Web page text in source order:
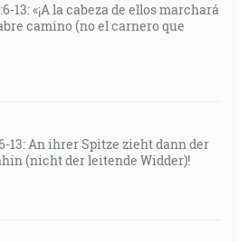
13: «¡A la cabeza de ellos marchará
camino (no el carnero que
13: An ihrer Spitze zieht dann der
(nicht der leitende Widder)!